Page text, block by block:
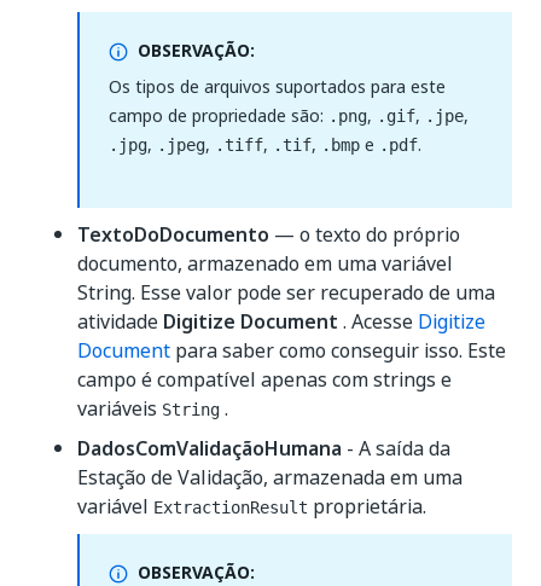
OBSERVAÇÃO:
Os tipos de arquivos suportados para este
campo de propriedade são: .png, .gif, .jpe,
.jpg, .jpeg, .tiff, .tif, .bmp e .pdf.
TextoDoDocumento — o texto do próprio
documento, armazenado em uma variável
String. Esse valor pode ser recuperado de uma
atividade Digitize Document . Acesse Digitize
Document para saber como conseguir isso. Este
campo é compatível apenas com strings e
variáveis String .
DadosComValidaçãoHumana - A saída da
Estação de Validação, armazenada em uma
variável ExtractionResult proprietária.
OBSERVAÇÃO: